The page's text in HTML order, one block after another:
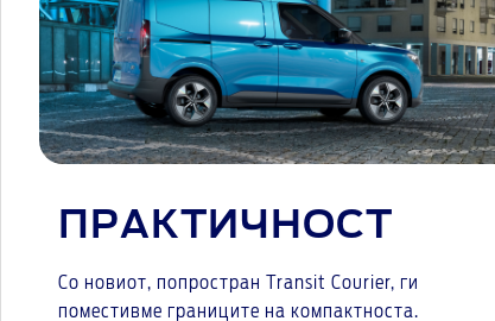
ПРАКТИЧНОСТ
Со новиот, попростран Transit Courier, ги
поместивме границите на компактноста.